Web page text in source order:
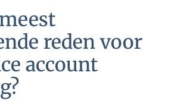
reden voor
account